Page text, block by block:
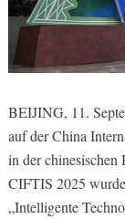
BEIJING, 11.
auf der China
in der chinesischen
CIFTIS 2025
„Intelligente